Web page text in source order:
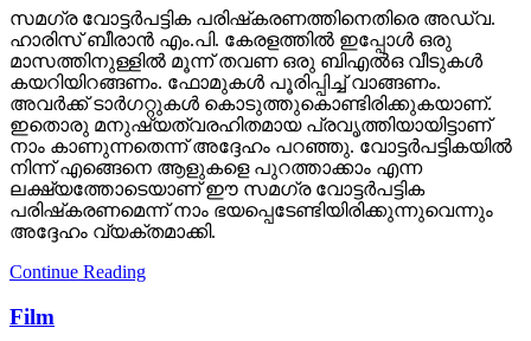
സമഗ്ര വോട്ടര്‍പട്ടിക പരിഷ്‌കരണത്തിനെതിരെ അഡ്വ.
ഹാരിസ് ബീരാന്‍ എം.പി. കേരളത്തില്‍ ഇപ്പോള്‍ ഒരു
മാസത്തിനുള്ളില്‍ മൂന്ന് തവണ ഒരു ബിഎല്‍ഒ വീടുകള്‍
കയറിയിറങ്ങണം. ഫോമുകള്‍ പൂരിപ്പിച്ച് വാങ്ങണം.
അവര്‍ക്ക് ടാര്‍ഗറ്റുകള്‍ കൊടുത്തുകൊണ്ടിരിക്കുകയാണ്.
ഇതൊരു മനുഷ്യത്വരഹിതമായ പ്രവൃത്തിയായിട്ടാണ്
നാം കാണുന്നതെന്ന് അദ്ദേഹം പറഞ്ഞു. വോട്ടര്‍പട്ടികയില്‍
നിന്ന് എങ്ങെനെ ആളുകളെ പുറത്താക്കാം എന്ന
ലക്ഷ്യത്തോടെയാണ് ഈ സമഗ്ര വോട്ടര്‍പട്ടിക
പരിഷ്‌കരണമെന്ന് നാം ഭയപ്പെടേണ്ടിയിരിക്കുന്നുവെന്നും
അദ്ദേഹം വ്യക്തമാക്കി.
Continue Reading
Film